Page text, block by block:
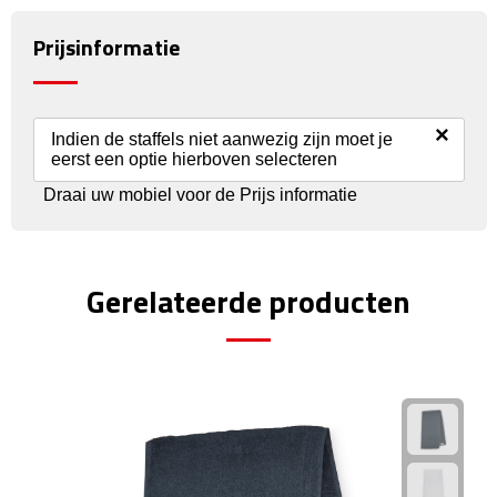
Fietspompen
Fietsverlichting
Fiets reparatiesets
Drinkwaren
Prijsinformatie
Indien de staffels niet aanwezig zijn moet je
eerst een optie hierboven selecteren
×
Draai uw mobiel voor de Prijs informatie
Gerelateerde producten